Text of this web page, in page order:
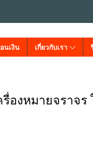
นเงิน เกี่ยวกับเรา
รื่องหมายจราจร